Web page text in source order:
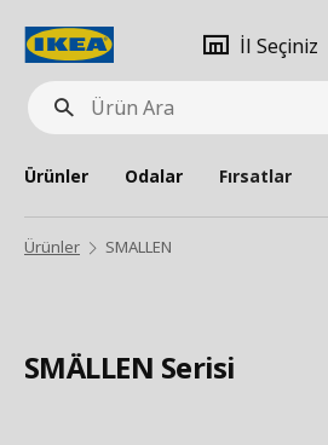
Ürün
Ara
İl Seçiniz
Ürünler Odalar Fırsatlar
Ürünler SMALLEN
SMÄLLEN Serisi